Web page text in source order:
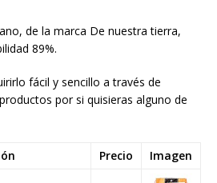
de la marca De nuestra tierra,
89%.
fácil y sencillo a través de
por si quisieras alguno de
Precio Imagen